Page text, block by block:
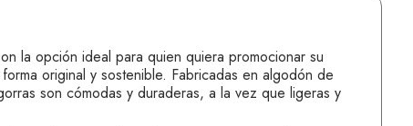
la opción ideal para quien quiera promocionar su
original y sostenible. Fabricadas en algodón de
son cómodas y duraderas, a la vez que ligeras y